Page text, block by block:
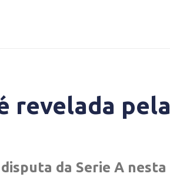
revelada pela
da Serie A nesta